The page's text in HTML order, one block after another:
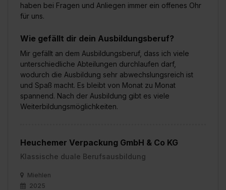
haben bei Fragen und Anliegen immer ein offenes Ohr
für uns.
Wie gefällt dir dein Ausbildungsberuf?
Mir gefällt an dem Ausbildungsberuf, dass ich viele
unterschiedliche Abteilungen durchlaufen darf,
wodurch die Ausbildung sehr abwechslungsreich ist
und Spaß macht. Es bleibt von Monat zu Monat
spannend. Nach der Ausbildung gibt es viele
Weiterbildungsmöglichkeiten.
Heuchemer Verpackung GmbH & Co KG
Klassische duale Berufsausbildung
Miehlen
2025